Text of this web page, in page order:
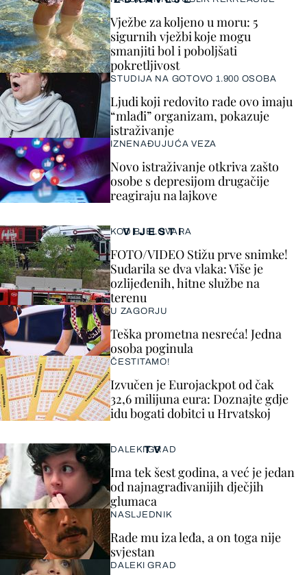
VIJESTI
KOD BJELOVARA
FOTO/VIDEO Stižu prve snimke!
Sudarila se dva vlaka: Više je
ozlijeđenih, hitne službe na
terenu
U ZAGORJU
Teška prometna nesreća! Jedna
osoba poginula
ČESTITAMO!
Izvučen je Eurojackpot od čak
32,6 milijuna eura: Doznajte gdje
idu bogati dobitci u Hrvatskoj
Vježbe za koljeno u moru: 5
sigurnih vježbi koje mogu
smanjiti bol i poboljšati
pokretljivost
STUDIJA NA GOTOVO 1.900 OSOBA
Ljudi koji redovito rade ovo imaju
“mlađi” organizam, pokazuje
istraživanje
IZNENAĐUJUĆA VEZA
Novo istraživanje otkriva zašto
osobe s depresijom drugačije
reagiraju na lajkove
TV
DALEKI GRAD
Ima tek šest godina, a već je jedan
od najnagrađivanijih dječjih
glumaca
NASLJEDNIK
Rade mu iza leđa, a on toga nije
svjestan
DALEKI GRAD